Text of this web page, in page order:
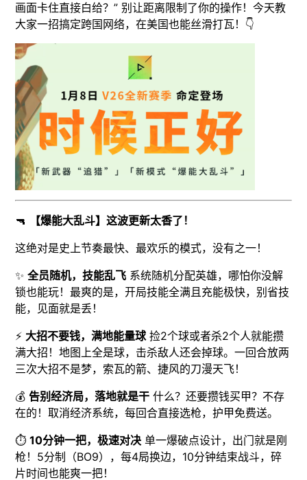
画面卡住直接白给？” 别让距离限制了你的操作！今天教
大家一招搞定跨国网络，在美国也能丝滑打瓦！👇
🔫
【爆能大乱斗】这波更新太香了！
这绝对是史上节奏最快、最欢乐的模式，没有之一！
✨全员随机，技能乱飞 系统随机分配英雄，哪怕你没解
锁也能玩！最爽的是，开局技能全满且充能极快，别省技
能，见面就是丢！
⚡ 大招不要钱，满地能量球 捡2个球或者杀2个人就能攒
满大招！地图上全是球，击杀敌人还会掉球。一回合放两
三次大招不是梦，索瓦的箭、捷风的刀漫天飞！
💰 告别经济局，落地就是干 什么？还要攒钱买甲？不存
在的！取消经济系统，每回合直接选枪，护甲免费送。
⏱️10分钟一把，极速对决 单一爆破点设计，出门就是刚
枪！5分制（BO9），每4局换边，10分钟结束战斗，碎
片时间也能爽一把！